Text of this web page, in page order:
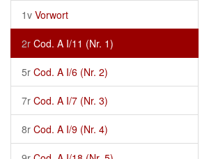
1v Vorwort
2r Cod. A I/11 (Nr. 1)
5r Cod. A I/6 (Nr. 2)
7r Cod. A I/7 (Nr. 3)
8r Cod. A I/9 (Nr. 4)